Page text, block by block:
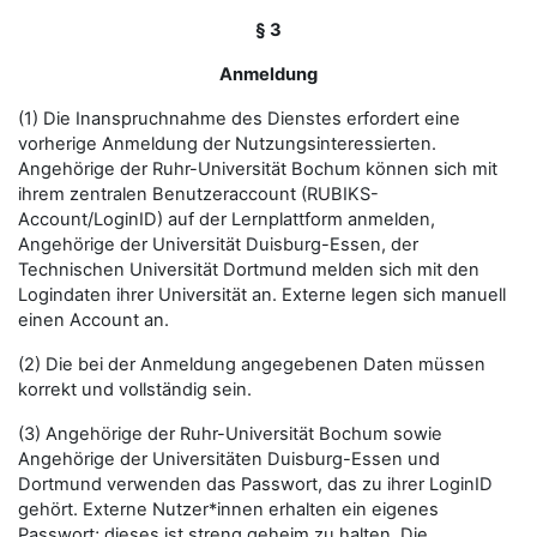
§ 3
Anmeldung
(1) Die Inanspruchnahme des Dienstes erfordert eine
vorherige Anmeldung der Nutzungsinteressierten.
Angehörige der Ruhr-Universität Bochum können sich mit
ihrem zentralen Benutzeraccount (RUBIKS-
Account/LoginID) auf der Lernplattform anmelden,
Angehörige der Universität Duisburg-Essen, der
Technischen Universität Dortmund melden sich mit den
Logindaten ihrer Universität an. Externe legen sich manuell
einen Account an.
(2) Die bei der Anmeldung angegebenen Daten müssen
korrekt und vollständig sein.
(3) Angehörige der Ruhr-Universität Bochum sowie
Angehörige der Universitäten Duisburg-Essen und
Dortmund verwenden das Passwort, das zu ihrer LoginID
gehört. Externe Nutzer*innen erhalten ein eigenes